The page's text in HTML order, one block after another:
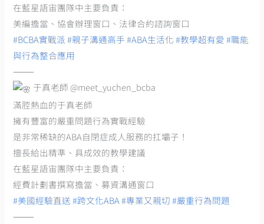
在藍星語宙團隊中主要負責：
美編擔當、協會辦理窗口、法律合約諮詢窗口
#BCBA實戰派#親子溝通高手#ABA生活化#教學超有愛#職能
與行為整合應用
⸻
于真老師 @meet_yuchen_bcba
滿腔熱血的于真老師
擁有豐富的嚴重問題行為實戰經驗
是非常稀缺的ABA自閉症成人服務的扛壩子！
擅長給出精準、具成效的教學建議
在藍星語宙團隊中主要負責：
經費計劃書撰寫擔當、募資溝通窗口
#美國經驗直送#跨文化ABA#專業又親切#嚴重行為問題
⸻